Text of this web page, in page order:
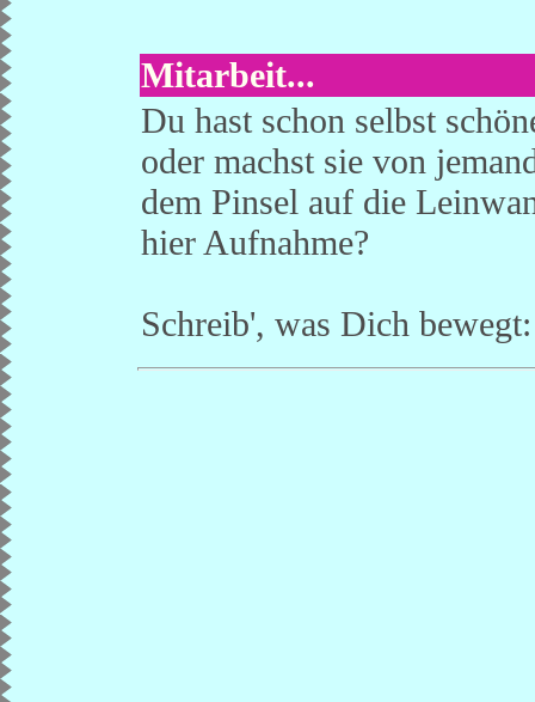
Mitarbeit...
Du hast schon selbst
oder machst sie von
dem Pinsel auf die
hier Aufnahme?
Schreib', was Dich